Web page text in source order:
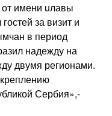
имени uлавы
за визит и
в период
надежду на
двумя регионами.
Сербия»,-